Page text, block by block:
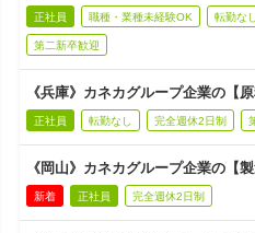
正社員 職種・業種未経験OK 転勤なし
第二新卒歓迎
《兵庫》カネカグループ企業の【
正社員 転勤なし 完全週休2日制
《岡山》カネカグループ企業の【
新着 正社員 完全週休2日制